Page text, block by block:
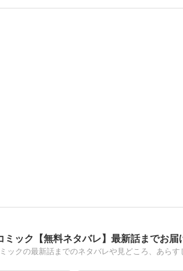
ミック【無料ネタバレ】最新話までお届